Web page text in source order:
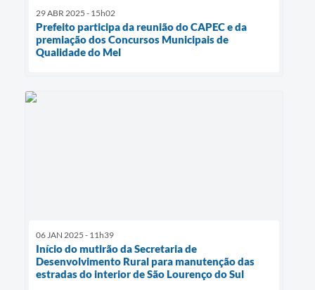
29 ABR 2025 - 15h02
Prefeito participa da reunião do CAPEC e da
premiação dos Concursos Municipais de
Qualidade do Mel
06 JAN 2025 - 11h39
Início do mutirão da Secretaria de
Desenvolvimento Rural para manutenção das
estradas do interior de São Lourenço do Sul